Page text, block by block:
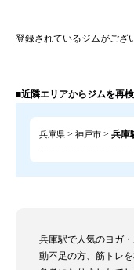
登録されているジムがござ
■近隣エリアからジムを再
兵庫県 > 神戸市 > 兵庫
兵庫駅で人気のヨガ
動不足の方、筋トレ